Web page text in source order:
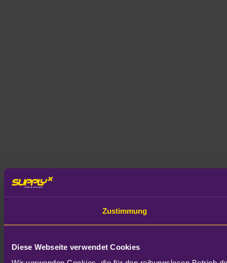
Zustimmung
Diese Webseite verwendet Cookies